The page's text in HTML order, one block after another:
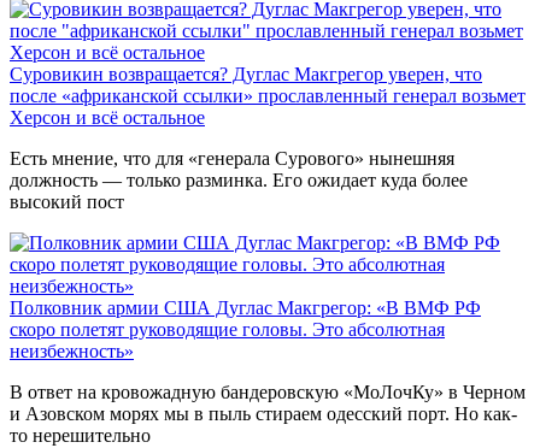
Суровикин возвращается? Дуглас Макгрегор уверен, что
после «африканской ссылки» прославленный генерал возьмет
Херсон и всё остальное
Есть мнение, что для «генерала Сурового» нынешняя
должность — только разминка. Его ожидает куда более
высокий пост
Полковник армии США Дуглас Макгрегор: «В ВМФ РФ
скоро полетят руководящие головы. Это абсолютная
неизбежность»
В ответ на кровожадную бандеровскую «МоЛочКу» в Черном
и Азовском морях мы в пыль стираем одесский порт. Но как-
то нерешительно